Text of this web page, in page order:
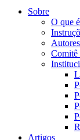
Sobre
O que
Autores
Comitê
Artigos